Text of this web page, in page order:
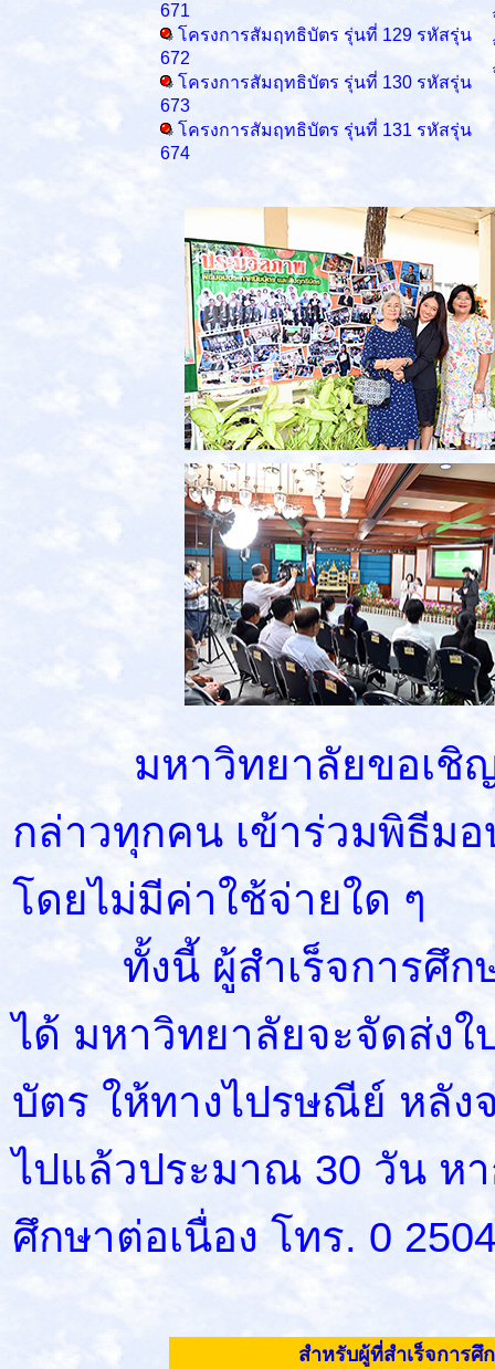
671
โครงการสัมฤทธิบัตร รุ่นที่ 129 รหัสรุ่น
672
โครงการสัมฤทธิบัตร รุ่นที่ 130 รหัสรุ่น
673
โครงการสัมฤทธิบัตร รุ่นที่ 131 รหัสรุ่น
674
มหาวิทยาลัยขอเชิญช
กล่าวทุกคน เข้าร่วมพิธีม
โดยไม่มีค่าใช้จ่ายใด ๆ
ทั้งนี้ ผู้สำเร็จการศึ
ได้ มหาวิทยาลัยจะจัดส่ง
บัตร ให้ทางไปรษณีย์ หลัง
ไปแล้วประมาณ 30 วัน ห
ศึกษาต่อเนื่อง โทร. 0
สำหรับผู้ที่สำเร็จการศึ